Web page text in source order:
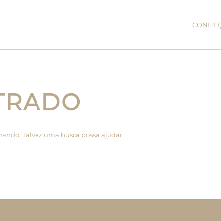
Talvez uma busca possa ajudar.